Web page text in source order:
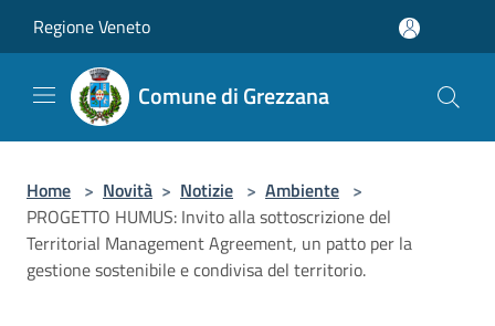
Regione Veneto
Comune di Grezzana
Home > Novità > Notizie > Ambiente >
PROGETTO HUMUS: Invito alla sottoscrizione del
Territorial Management Agreement, un patto per la
gestione sostenibile e condivisa del territorio.